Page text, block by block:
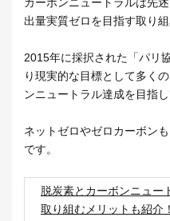
出量実質ゼロを目指す取り組
2015年に採択された「パリ
り現実的な目標として多く
ンニュートラル達成を目指し
ネットゼロやゼロカーボン
です。
脱炭素とカーボンニュー
取り組むメリットも紹介